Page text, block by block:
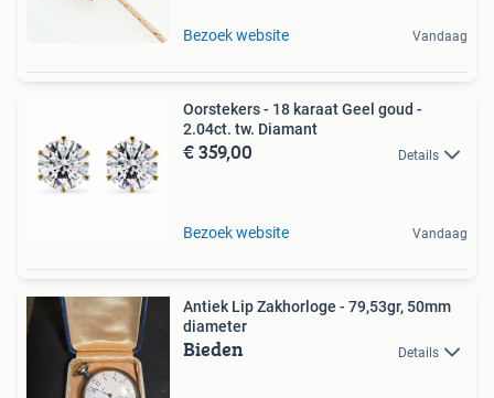
Bezoek website Vandaag
Oorstekers - 18 karaat Geel goud -
2.04ct. tw. Diamant
€ 359,00 Details
Bezoek website Vandaag
Antiek Lip Zakhorloge - 79,53gr, 50mm
diameter
Bieden Details